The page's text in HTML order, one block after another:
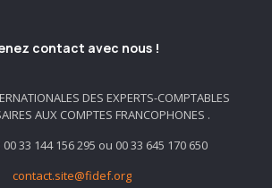
contact avec nous !
DES EXPERTS-COMPTABLES
AUX COMPTES FRANCOPHONES .
33 144 156 295 ou 00 33 645 170 650
contact.site@fidef.org